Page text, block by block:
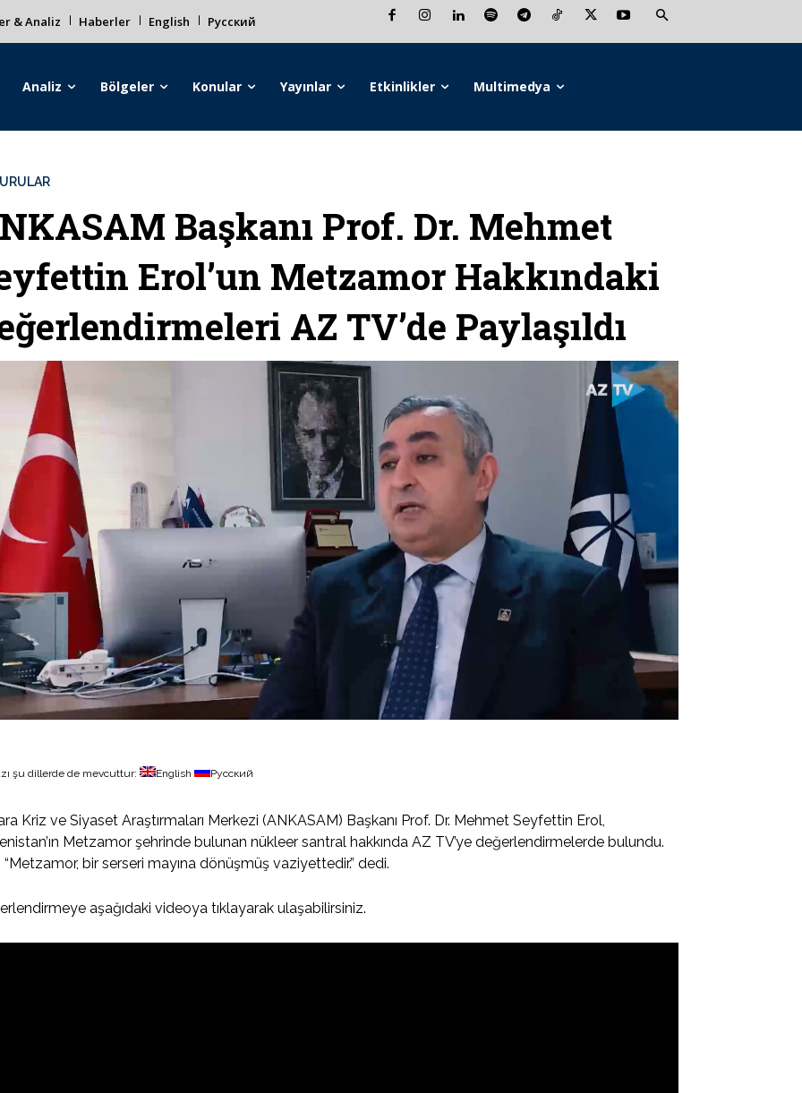
& Analiz Haberler English Русский
Analiz Bölgeler Konular Yayınlar Etkinlikler Multimedya
Başkanı Prof. Dr. Mehmet
Erol’un Metzamor Hakkındaki
AZ TV’de Paylaşıldı
şu dillerde de mevcuttur: English Русский
Kriz ve Siyaset Araştırmaları Merkezi (ANKASAM) Başkanı Prof. Dr. Mehmet Seyfettin Erol,
Metzamor şehrinde bulunan nükleer santral hakkında AZ TV’ye değerlendirmelerde bulundu.
“Metzamor, bir serseri mayına dönüşmüş vaziyettedir.” dedi.
aşağıdaki videoya tıklayarak ulaşabilirsiniz.